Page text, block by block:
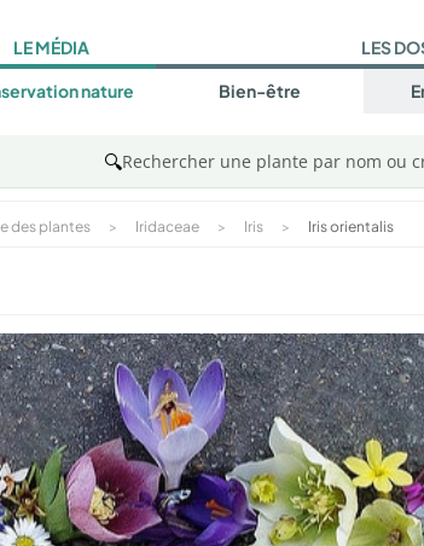
LE MÉDIA
nature
LES
Bien-être
🔍Rechercher une plante par nom ou
des plantes > Iridaceae > Iris > Iris orientalis